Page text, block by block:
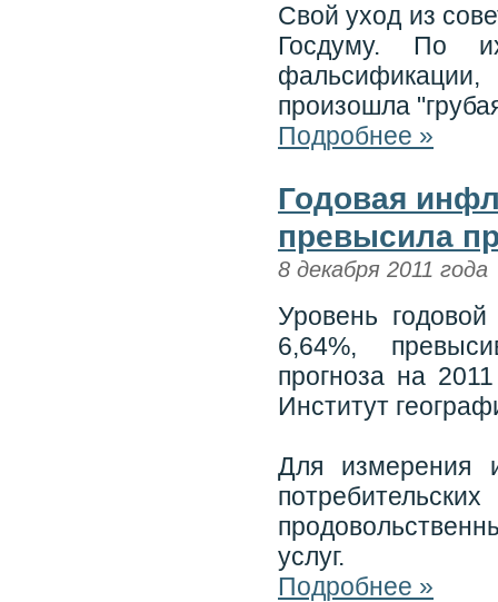
Свой уход из
Госдуму. По
произошла
Подробнее »
Годовая
превысила
8 декабря 2011 года
Уровень
6,64%,
прогноза на
Институт
Для измерения
услуг.
Подробнее »